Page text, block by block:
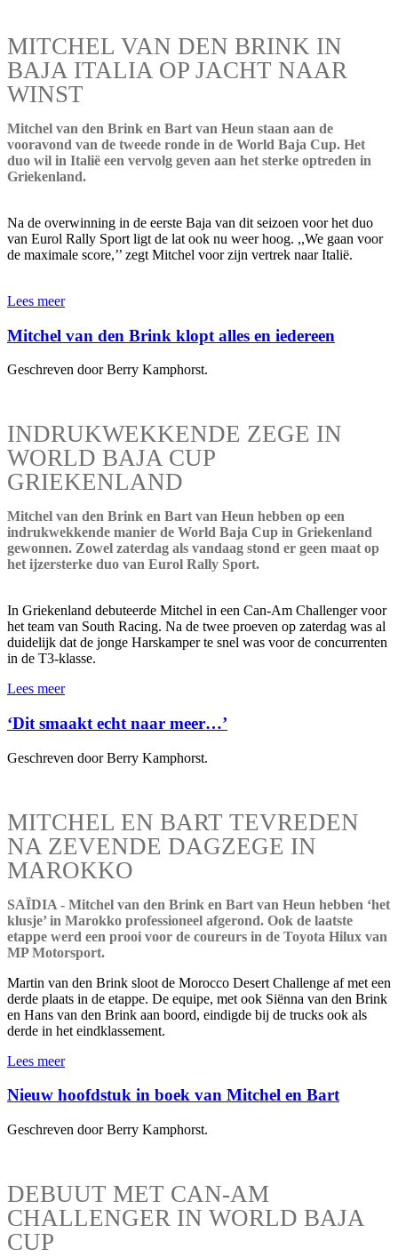
MITCHEL VAN DEN BRINK IN
BAJA ITALIA OP JACHT NAAR
WINST
Mitchel van den Brink en Bart van Heun staan aan de
vooravond van de tweede ronde in de World Baja Cup. Het
duo wil in Italië een vervolg geven aan het sterke optreden in
Griekenland.
Na de overwinning in de eerste Baja van dit seizoen voor het duo
van Eurol Rally Sport ligt de lat ook nu weer hoog. ,,We gaan voor
de maximale score,’’ zegt Mitchel voor zijn vertrek naar Italië.
Lees meer
Mitchel van den Brink klopt alles en iedereen
Geschreven door Berry Kamphorst.
INDRUKWEKKENDE ZEGE IN
WORLD BAJA CUP
GRIEKENLAND
Mitchel van den Brink en Bart van Heun hebben op een
indrukwekkende manier de World Baja Cup in Griekenland
gewonnen. Zowel zaterdag als vandaag stond er geen maat op
het ijzersterke duo van Eurol Rally Sport.
In Griekenland debuteerde Mitchel in een Can-Am Challenger voor
het team van South Racing. Na de twee proeven op zaterdag was al
duidelijk dat de jonge Harskamper te snel was voor de concurrenten
in de T3-klasse.
Lees meer
‘Dit smaakt echt naar meer…’
Geschreven door Berry Kamphorst.
MITCHEL EN BART TEVREDEN
NA ZEVENDE DAGZEGE IN
MAROKKO
SAÏDIA - Mitchel van den Brink en Bart van Heun hebben ‘het
klusje’ in Marokko professioneel afgerond. Ook de laatste
etappe werd een prooi voor de coureurs in de Toyota Hilux van
MP Motorsport.
Martin van den Brink sloot de Morocco Desert Challenge af met een
derde plaats in de etappe. De equipe, met ook Siënna van den Brink
en Hans van den Brink aan boord, eindigde bij de trucks ook als
derde in het eindklassement.
Lees meer
Nieuw hoofdstuk in boek van Mitchel en Bart
Geschreven door Berry Kamphorst.
DEBUUT MET CAN-AM
CHALLENGER IN WORLD BAJA
CUP